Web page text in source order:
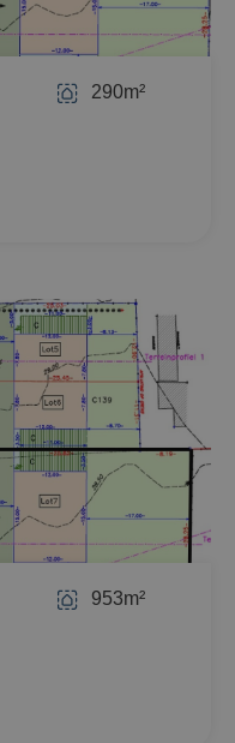
290m²
953m²